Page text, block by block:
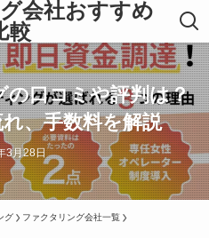
会社おすすめ
較
口コミや評判は？
、手数料を解説
3月28日
グ ファクタリング会社一覧